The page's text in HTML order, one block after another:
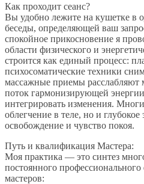
Как проходит сеанс?
Вы удобно лежите на кушетке в
беседы, определяющей ваш
спокойное прикосновение я
области физического и
строится как единый процесс:
психосоматические техники
массажные приемы
поток гармонизирующей
интегрировать изменения.
облегчение в теле, но и
освобождение и чувство покоя.
Путь и квалификация Мастера:
Моя практика — это синтез
постоянного
мастеров: